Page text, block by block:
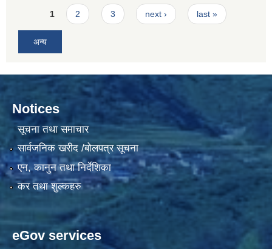
Pages
1 2 3 next › last »
अन्य
Notices
सूचना तथा समाचार
सार्वजनिक खरीद /बोलपत्र सूचना
एन, कानुन तथा निर्देशिका
कर तथा शुल्कहरु
eGov services